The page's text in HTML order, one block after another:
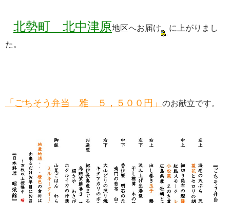
北勢町 北中津原地区へお届け
に上がりまし
た。
「ごちそう弁当 雅 ５，５００円」 のお献立です。